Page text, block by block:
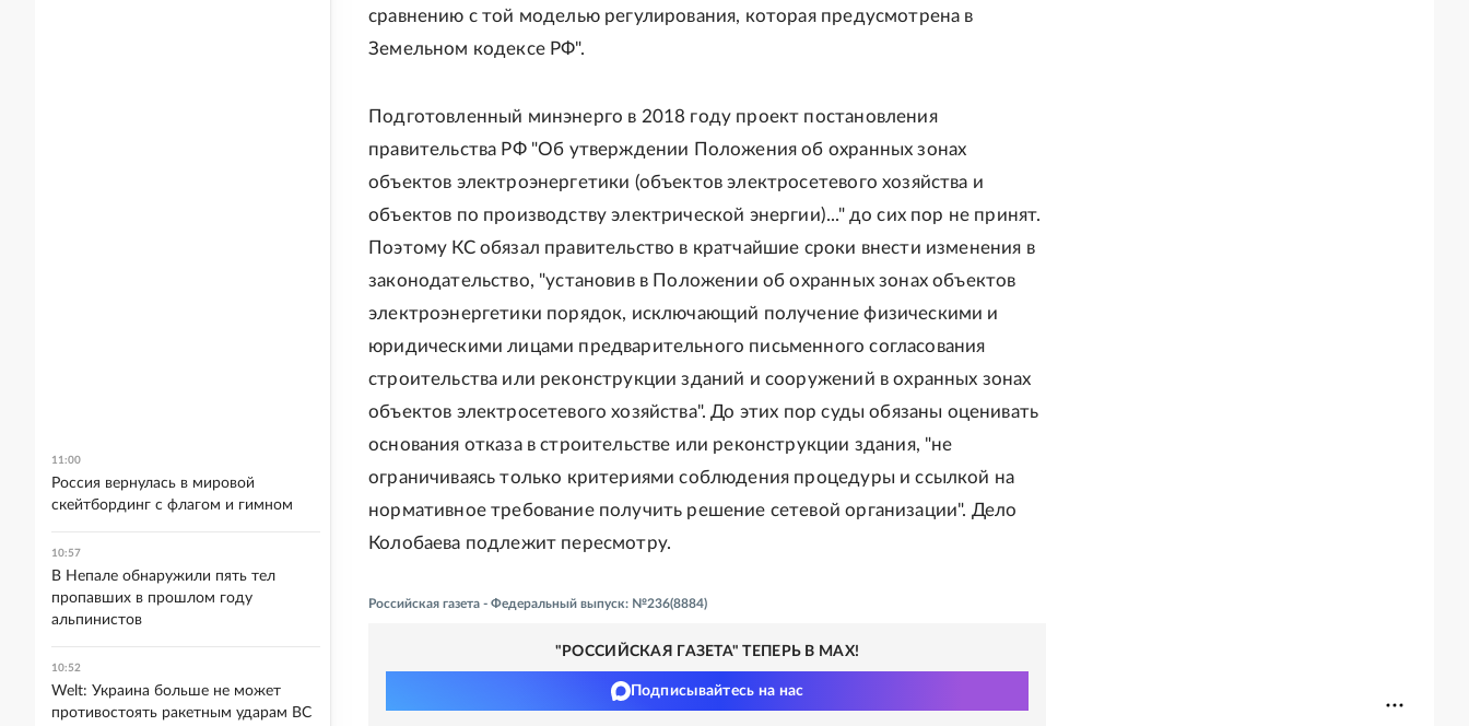
сравнению с той моделью регулирования, которая предусмотрена в
Земельном кодексе РФ".
Подготовленный минэнерго в 2018 году проект постановления
правительства РФ "Об утверждении Положения об охранных зонах
объектов электроэнергетики (объектов электросетевого хозяйства и
объектов по производству электрической энергии)..." до сих пор не принят.
Поэтому КС обязал правительство в кратчайшие сроки внести изменения в
законодательство, "установив в Положении об охранных зонах объектов
электроэнергетики порядок, исключающий получение физическими и
юридическими лицами предварительного письменного согласования
строительства или реконструкции зданий и сооружений в охранных зонах
объектов электросетевого хозяйства". До этих пор суды обязаны оценивать
основания отказа в строительстве или реконструкции здания, "не
ограничиваясь только критериями соблюдения процедуры и ссылкой на
нормативное требование получить решение сетевой организации". Дело
Колобаева подлежит пересмотру.
Российская газета - Федеральный выпуск: №236(8884)
"РОССИЙСКАЯ ГАЗЕТА" ТЕПЕРЬ В MAX!
Подписывайтесь на нас
11:00
Россия вернулась в мировой
скейтбординг с флагом и гимном
10:57
В Непале обнаружили пять тел
пропавших в прошлом году
альпинистов
10:52
Welt: Украина больше не может
противостоять ракетным ударам ВС